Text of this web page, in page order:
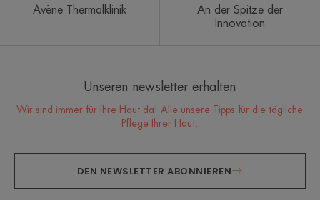
Avène Thermalklinik
An der Spitze der
Innovation
Unseren newsletter erhalten
Wir sind immer für Ihre Haut da! Alle unsere Tipps für die tägliche
Pflege Ihrer Haut.
DEN NEWSLETTER ABONNIEREN